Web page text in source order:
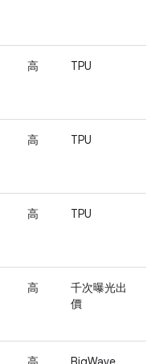
高 TPU
高 TPU
高 TPU
高
千次曝光出
價